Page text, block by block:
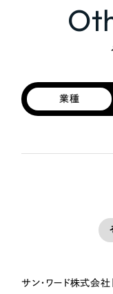
業種
サン・ワード株式会社